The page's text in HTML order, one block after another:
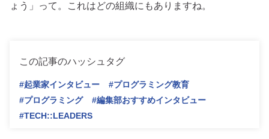
ょう」って。これはどの組織にもありますね。
この記事のハッシュタグ
#起業家インタビュー
#プログラミング教育
#プログラミング
#編集部おすすめインタビュー
#TECH::LEADERS